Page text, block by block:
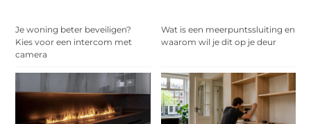
Je woning beter beveiligen?
Kies voor een intercom met
camera
Wat is een meerpuntssluiting en
waarom wil je dit op je deur